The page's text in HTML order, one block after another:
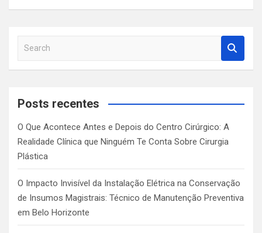
a
c
Posts recentes
O Que Acontece Antes e Depois do Centro Cirúrgico: A
Realidade Clínica que Ninguém Te Conta Sobre Cirurgia
Plástica
O Impacto Invisível da Instalação Elétrica na Conservação
de Insumos Magistrais: Técnico de Manutenção Preventiva
em Belo Horizonte